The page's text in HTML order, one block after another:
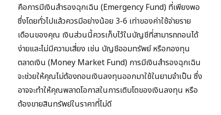
คือการมีเงินสำรองฉุกเฉิน (Emergency Fund) ที่เพียงพอ
ซึ่งโดยทั่วไปแล้วควรมีอย่างน้อย 3-6 เท่าของค่าใช้จ่ายราย
เดือนของคุณ เงินส่วนนี้ควรเก็บไว้ในบัญชีที่สามารถถอนได้
ง่ายและไม่มีความเสี่ยง เช่น บัญชีออมทรัพย์ หรือกองทุน
ตลาดเงิน (Money Market Fund) การมีเงินสำรองฉุกเฉิน
จะช่วยให้คุณไม่ต้องถอนเงินลงทุนออกมาใช้ในยามจำเป็น ซึ่ง
อาจจะทำให้คุณพลาดโอกาสในการเติบโตของเงินลงทุน หรือ
ต้องขายสินทรัพย์ในราคาที่ไม่ดี